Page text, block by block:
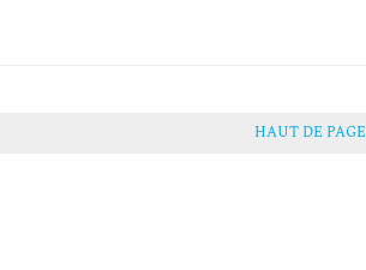
HAUT DE PAGE